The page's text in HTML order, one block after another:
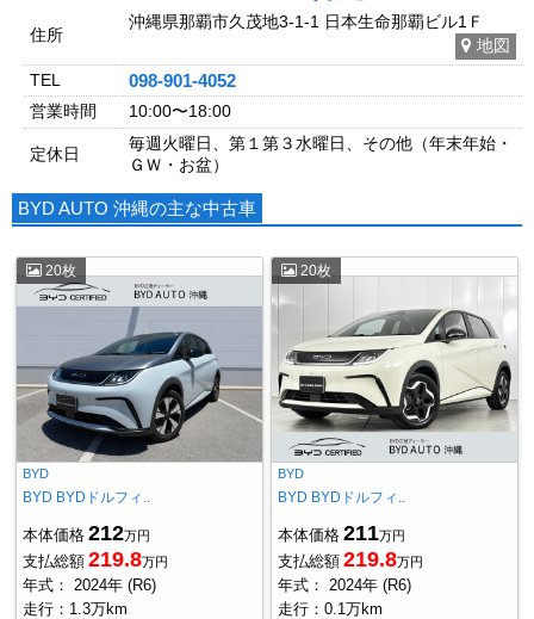
住所
沖縄県那覇市久茂地3-1-1 日本生命那覇ビル1Ｆ
地図
TEL
098-901-4052
営業時間 10:00〜18:00
定休日
毎週火曜日、第１第３水曜日、その他（年末年始・
ＧＷ・お盆）
BYD AUTO 沖縄の主な中古車
20枚
BYD
BYD BYDドルフィ..
本体価格 212万円
支払総額 219.8万円
年式：
2024年 (R6)
走行： 1.3万km
20枚
BYD
BYD BYDドルフィ..
本体価格 211万円
支払総額 219.8万円
年式：
2024年 (R6)
走行： 0.1万km